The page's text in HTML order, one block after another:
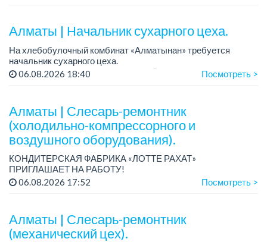
Алматы | Начальник сухарного цеха.
На хлебобулочный комбинат «Алматынан» требуется
начальник сухарного цеха.
Зарплата: от 300 000 тенге на руки (обсуждается на
Требования: оп...
06.08.2026 18:40 Посмотреть >
Алматы | Слесарь-ремонтник
(холодильно-компрессорного и
воздушного оборудования).
КОНДИТЕРСКАЯ ФАБРИКА «ЛОТТЕ РАХАТ»
ПРИГЛАШАЕТ НА РАБОТУ!
График работы: сменный.
06.08.2026 17:52 Посмотреть >
Алматы | Слесарь-ремонтник
(механический цех).